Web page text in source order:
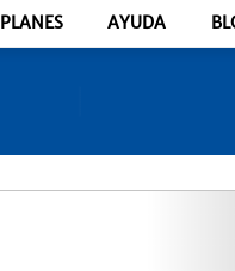
PLANES AYUDA